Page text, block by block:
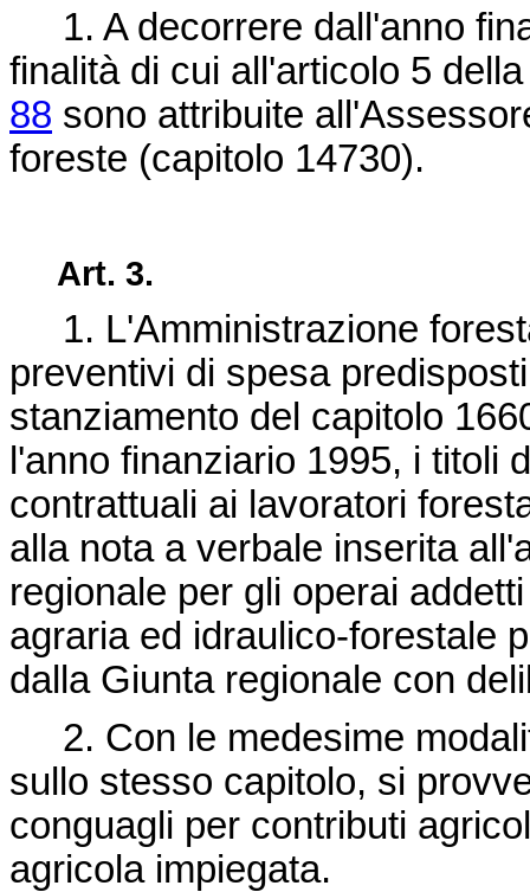
1. A decorrere dall'anno
finalità di cui all'articolo 5
88 sono attribuite
foreste (capitolo 14730).
Art. 3.
1. L'Amministrazione
preventivi di spesa
stanziamento del capitolo
l'anno finanziario 1995, i titoli
contrattuali ai lavoratori
alla nota a verbale inserita
regionale per gli operai
agraria ed idraulico-forestale
dalla Giunta regionale con
2. Con le medesime
sullo stesso capitolo, si
conguagli per contributi
agricola impiegata.